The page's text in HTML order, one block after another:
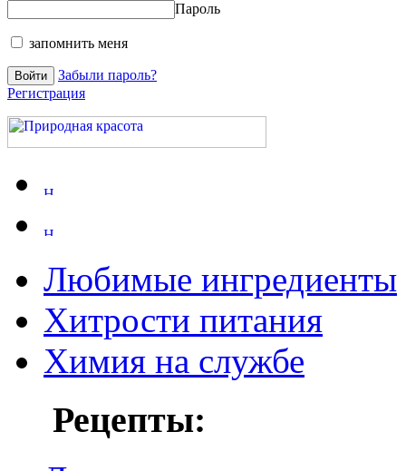
Пароль
запомнить меня
Забыли пароль?
Регистрация
Любимые ингредиенты
Хитрости питания
Химия на службе
Рецепты: